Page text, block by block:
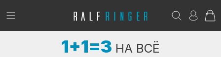
!
Возникли вопросы? - club@ralf.ru
1+1=3 НА ВСЁ